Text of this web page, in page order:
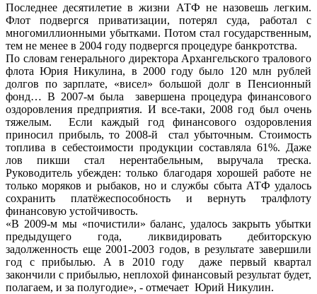
Последнее десятилетие в жизни АТФ не назовешь легким.
Флот подвергся приватизации, потерял суда, работал с
многомиллионными убытками. Потом стал государственным,
тем не менее в 2004 году подвергся процедуре банкротства.
По словам генерального директора Архангельского тралового
флота Юрия Никулина, в 2000 году было 120 млн рублей
долгов по зарплате, «висел» большой долг в Пенсионный
фонд… В 2007-м была завершена процедура финансового
оздоровления предприятия. И все-таки, 2008 год был очень
тяжелым. Если каждый год финансового оздоровления
приносил прибыль, то 2008-й стал убыточным. Стоимость
топлива в себестоимости продукции составляла 61%. Даже
лов пикши стал нерентабельным, выручала треска.
Руководитель убежден: только благодаря хорошей работе не
только моряков и рыбаков, но и службы сбыта АТФ удалось
сохранить платёжеспособность и вернуть тралфлоту
финансовую устойчивость.
«В 2009-м мы «почистили» баланс, удалось закрыть убытки
предыдущего года, ликвидировать дебиторскую
задолженность еще 2001-2003 годов, в результате завершили
год с прибылью. А в 2010 году даже первый квартал
закончили с прибылью, неплохой финансовый результат будет,
полагаем, и за полугодие», - отмечает Юрий Никулин.